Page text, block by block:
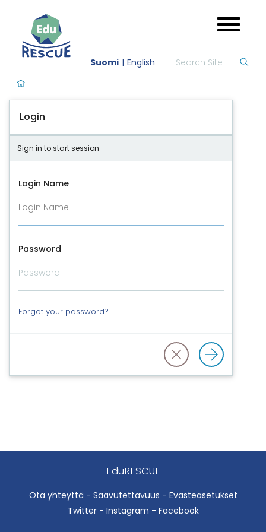
Suomi English
Login
Sign in to start session
Login Name
Password
Forgot your password?
EduRESCUE
Ota yhteyttä - Saavutettavuus - Evästeasetukset
Twitter - Instagram - Facebook